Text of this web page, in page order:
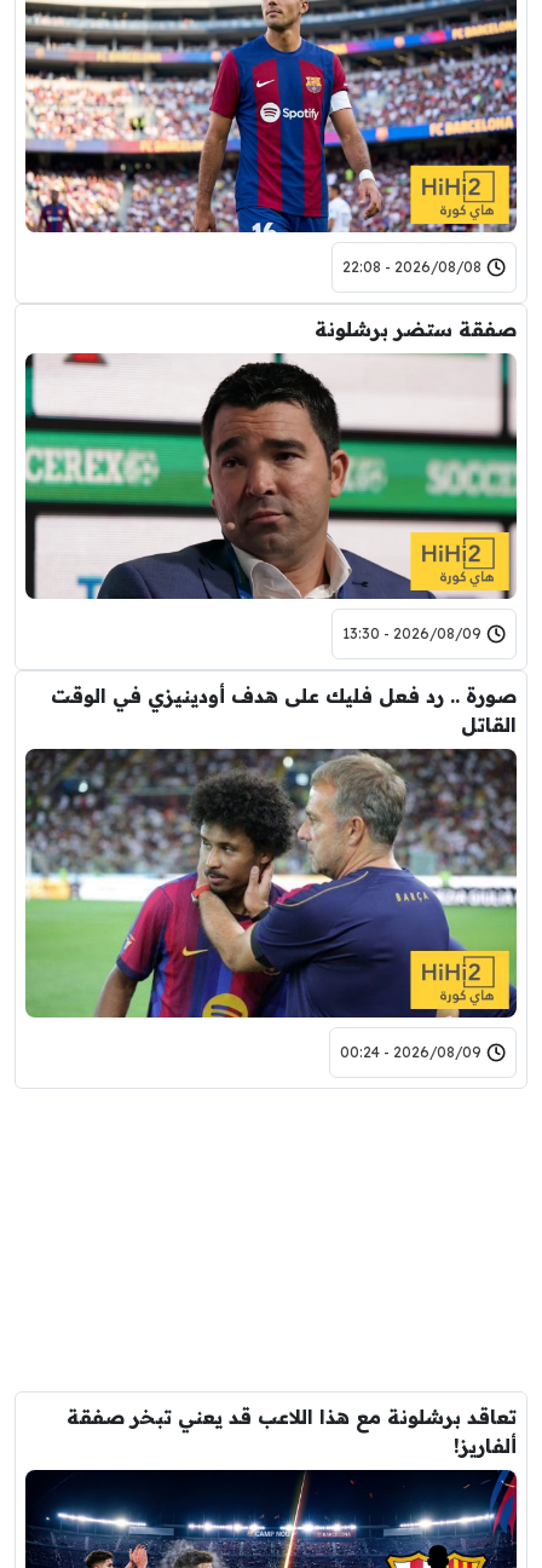
2026/08/08 - 22:08
صفقة ستضر برشلونة
2026/08/09 - 13:30
صورة .. رد فعل فليك على هدف أودينيزي في الوقت
القاتل
2026/08/09 - 00:24
تعاقد برشلونة مع هذا اللاعب قد يعني تبخر صفقة
ألفاريز!